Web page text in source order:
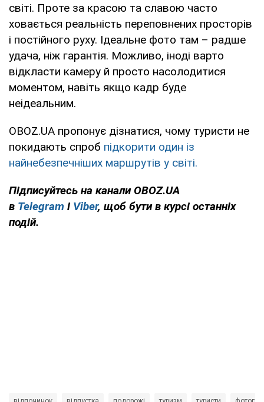
світі. Проте за красою та славою часто
ховається реальність переповнених просторів
і постійного руху. Ідеальне фото там – радше
удача, ніж гарантія. Можливо, іноді варто
відкласти камеру й просто насолодитися
моментом, навіть якщо кадр буде
неідеальним.
OBOZ.UA пропонує дізнатися, чому туристи не
покидають спроб підкорити один із
найнебезпечніших маршрутів у світі.
Підписуйтесь на канали OBOZ.UA
в Telegram і Viber, щоб бути в курсі останніх
подій.